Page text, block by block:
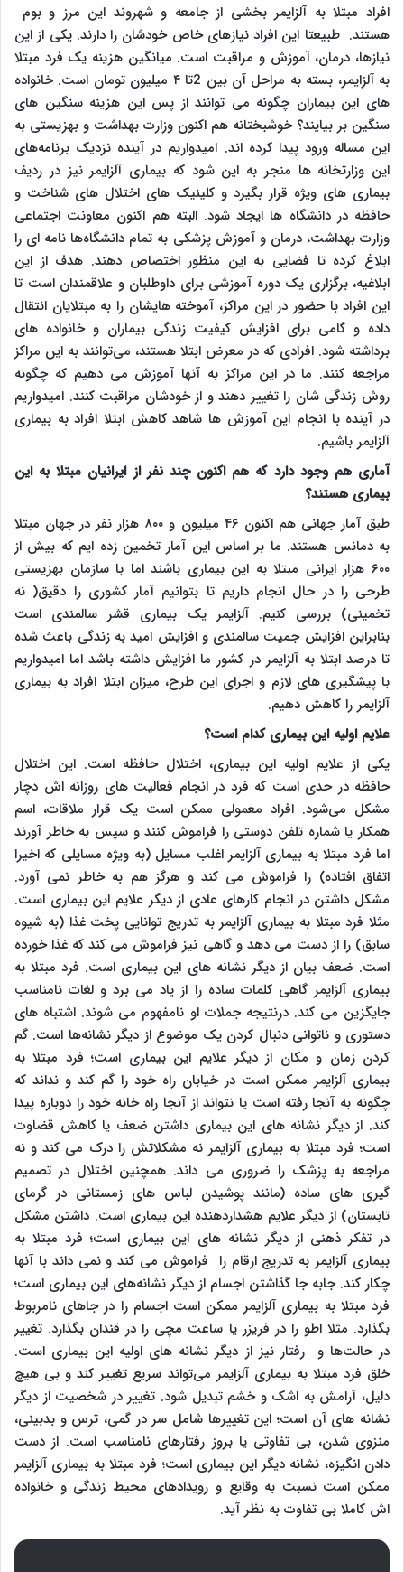
افراد مبتلا به آلزایمر بخشی از جامعه و شهروند این مرز و بوم
هستند. طبیعتا این افراد نیازهای خاص خودشان را دارند. یکی از این
نیازها، درمان، آموزش و مراقبت است. میانگین هزینه یک فرد مبتلا
به آلزایمر، بسته به مراحل آن بین 2تا ۴ میلیون تومان است. خانواده
های این بیماران چگونه می توانند از پس این هزینه سنگین های
سنگین بر بیایند؟ خوشبختانه هم اکنون وزارت بهداشت و بهزیستی به
این مساله ورود پیدا کرده اند. امیدواریم در آینده نزدیک برنامه‌های
این وزارتخانه ها منجر به این شود که بیماری آلزایمر نیز در ردیف
بیماری های ویژه قرار بگیرد و کلینیک های اختلال های شناخت و
حافظه در دانشگاه ها ایجاد شود. البته هم اکنون معاونت اجتماعی
وزارت بهداشت، درمان و آموزش پزشکی به تمام دانشگاه‌ها نامه ای را
ابلاغ کرده تا فضایی به این منظور اختصاص دهند. هدف از این
ابلاغیه، برگزاری یک دوره آموزشی برای داوطلبان و علاقمندان است تا
این افراد با حضور در این مراکز، آموخته هایشان را به مبتلایان انتقال
داده و گامی برای افزایش کیفیت زندگی بیماران و خانواده های
برداشته شود. افرادی که در معرض ابتلا هستند، می‌توانند به این مراکز
مراجعه کنند. ما در این مراکز به آنها آموزش می دهیم که چگونه
روش زندگی شان را تغییر دهند و از خودشان مراقبت کنند. امیدواریم
در آینده با انجام این آموزش ها شاهد کاهش ابتلا افراد به بیماری
آلزایمر باشیم.
آماری هم وجود دارد که هم اکنون چند نفر از ایرانیان مبتلا به این
بیماری هستند؟
طبق آمار جهانی هم اکنون ۴۶ میلیون و ۸۰۰ هزار نفر در جهان مبتلا
به دمانس هستند. ما بر اساس این آمار تخمین زده ایم که بیش از
۶۰۰ هزار ایرانی مبتلا به این بیماری باشند اما با سازمان بهزیستی
طرحی را در حال انجام داریم تا بتوانیم آمار کشوری را دقیق( نه
تخمینی) بررسی کنیم. آلزایمر یک بیماری قشر سالمندی است
بنابراین افزایش جمیت سالمندی و افزایش امید به زندگی باعث شده
تا درصد ابتلا به آلزایمر در کشور ما افزایش داشته باشد اما امیدواریم
با پیشگیری های لازم و اجرای این طرح، میزان ابتلا افراد به بیماری
آلزایمر را کاهش دهیم.
علایم اولیه این بیماری کدام است؟
یکی از علایم اولیه این بیماری، اختلال حافظه است. این اختلال
حافظه در حدی است که فرد در انجام فعالیت های روزانه اش دچار
مشکل می‌شود. افراد معمولی ممکن است یک قرار ملاقات، اسم
همکار یا شماره تلفن دوستی را فراموش کنند و سپس به خاطر آورند
اما فرد مبتلا به بیماری آلزایمر اغلب مسایل (به ویژه مسایلی که اخیرا
اتفاق افتاده) را فراموش می کند و هرگز هم به خاطر نمی آورد.
مشکل داشتن در انجام کارهای عادی از دیگر علایم این بیماری است.
مثلا فرد مبتلا به بیماری آلزایمر به تدریج توانایی پخت غذا (به شیوه
سابق) را از دست می دهد و گاهی نیز فراموش می کند که غذا خورده
است. ضعف بیان از دیگر نشانه های این بیماری است. فرد مبتلا به
بیماری آلزایمر گاهی کلمات ساده را از یاد می برد و لغات نامناسب
جایگزین می کند. درنتیجه جملات او نامفهوم می شوند. اشتباه های
دستوری و ناتوانی دنبال کردن یک موضوع از دیگر نشانه‌ها است. گم
کردن زمان و مکان از دیگر علایم این بیماری است؛ فرد مبتلا به
بیماری آلزایمر ممکن است در خیابان راه خود را گم کند و نداند که
چگونه به آنجا رفته است یا نتواند از آنجا راه خانه خود را دوباره پیدا
کند. از دیگر نشانه های این بیماری داشتن ضعف یا کاهش قضاوت
است؛ فرد مبتلا به بیماری آلزایمر نه مشکلاتش را درک می کند و نه
مراجعه به پزشک را ضروری می داند. همچنین اختلال در تصمیم
گیری های ساده (مانند پوشیدن لباس های زمستانی در گرمای
تابستان) از دیگر علایم هشداردهنده این بیماری است. داشتن مشکل
در تفکر ذهنی از دیگر نشانه های این بیماری است؛ فرد مبتلا به
بیماری آلزایمر به تدریج ارقام را فراموش می کند و نمی داند با آنها
چکار کند. جابه جا گذاشتن اجسام از دیگر نشانه‌های این بیماری است؛
فرد مبتلا به بیماری آلزایمر ممکن است اجسام را در جاهای نامربوط
بگذارد. مثلا اطو را در فریزر یا ساعت مچی را در قندان بگذارد. تغییر
در حالت‌ها و رفتار نیز از دیگر نشانه های اولیه این بیماری است.
خلق فرد مبتلا به بیماری آلزایمر می‌تواند سریع تغییر کند و بی هیچ
دلیل، آرامش به اشک و خشم تبدیل شود. تغییر در شخصیت از دیگر
نشانه های آن است؛ این تغییرها شامل سر در گمی، ترس و بدبینی،
منزوی شدن، بی تفاوتی یا بروز رفتارهای نامناسب است. از دست
دادن انگیزه، نشانه دیگر این بیماری است؛ فرد مبتلا به بیماری آلزایمر
ممکن است نسبت به وقایع و رویدادهای محیط زندگی و خانواده
اش کاملا ‌بی تفاوت به نظر آید.